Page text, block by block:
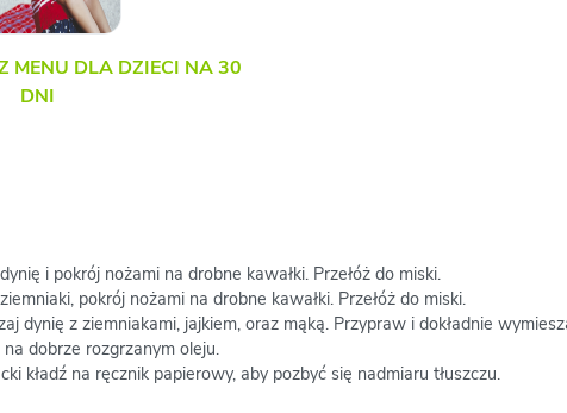
MENU DLA DZIECI NA 30
DNI
i pokrój nożami na drobne kawałki. Przełóż do miski.
pokrój nożami na drobne kawałki. Przełóż do miski.
dynię z ziemniakami, jajkiem, oraz mąką. Przypraw i dokładnie
dobrze rozgrzanym oleju.
kładź na ręcznik papierowy, aby pozbyć się nadmiaru tłuszczu.